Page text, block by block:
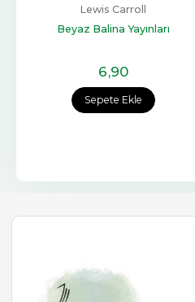
Sepete Ekle
Lewis Carroll
Beyaz Balina Yayınları
6,90